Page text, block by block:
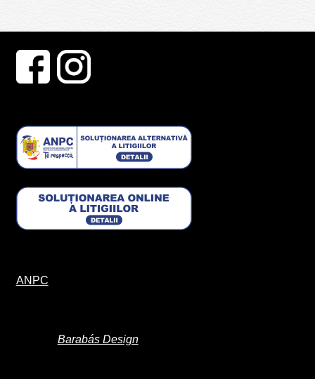
ANPC
Barabás Design